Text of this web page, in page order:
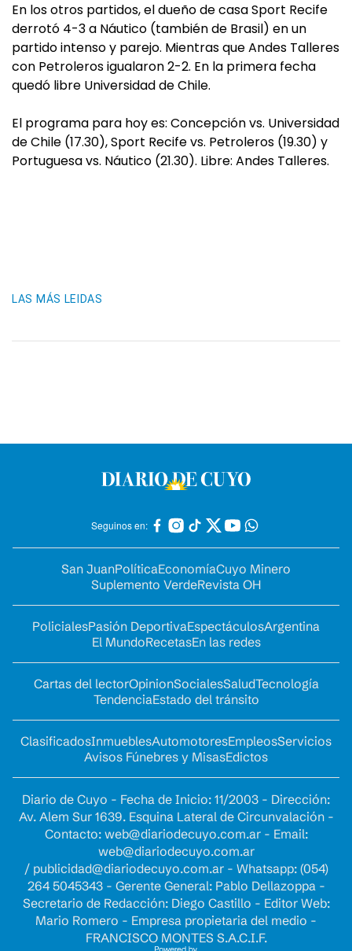
En los otros partidos, el dueño de casa Sport Recife
derrotó 4-3 a Náutico (también de Brasil) en un
partido intenso y parejo. Mientras que Andes Talleres
con Petroleros igualaron 2-2. En la primera fecha
quedó libre Universidad de Chile.
El programa para hoy es: Concepción vs. Universidad
de Chile (17.30), Sport Recife vs. Petroleros (19.30) y
Portuguesa vs. Náutico (21.30). Libre: Andes Talleres.
LAS MÁS LEIDAS
Seguinos en:
San JuanPolíticaEconomíaCuyo Minero
Suplemento VerdeRevista OH
PolicialesPasión DeportivaEspectáculosArgentina
El MundoRecetasEn las redes
Cartas del lectorOpinionSocialesSaludTecnología
TendenciaEstado del tránsito
ClasificadosInmueblesAutomotoresEmpleosServicios
Avisos Fúnebres y MisasEdictos
Diario de Cuyo - Fecha de Inicio: 11/2003 - Dirección:
Av. Alem Sur 1639. Esquina Lateral de Circunvalación -
Contacto: web@diariodecuyo.com.ar- Email:
web@diariodecuyo.com.ar
/ publicidad@diariodecuyo.com.ar- Whatsapp: (054)
264 5045343 - Gerente General: Pablo Dellazoppa -
Secretario de Redacción: Diego Castillo - Editor Web:
Mario Romero - Empresa propietaria del medio -
FRANCISCO MONTES S.A.C.I.F.